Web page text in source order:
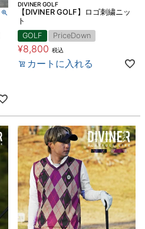
DIVINER GOLF
【DIVINER GOLF】ロゴ刺繍ニッ
ト
GOLF
PriceDown
¥8,800 税込
カートに入れる